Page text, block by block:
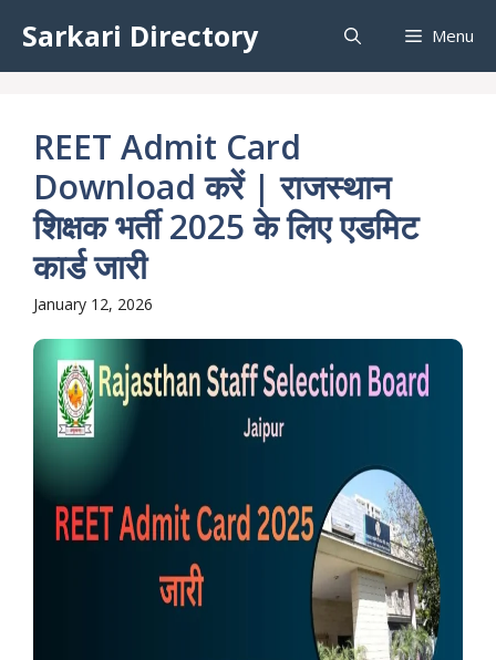
content
Sarkari Directory Menu
REET Admit Card
Download करें | राजस्थान
शिक्षक भर्ती 2025 के लिए एडमिट
कार्ड जारी
January 12, 2026